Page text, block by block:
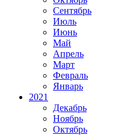
Сентябрь
Июль
Июнь
Май
Апрель
Март
Февраль
Январь
2021
Декабрь
Ноябрь
Октябрь